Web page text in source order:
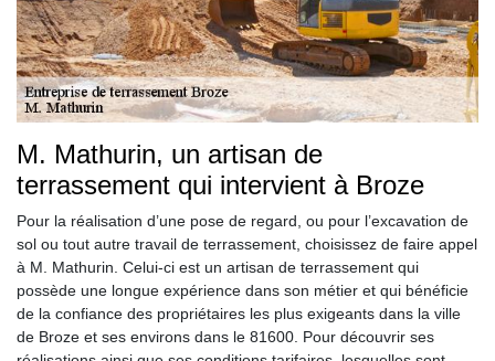
M. Mathurin, un artisan de
terrassement qui intervient à Broze
Pour la réalisation d’une pose de regard, ou pour l’excavation de
sol ou tout autre travail de terrassement, choisissez de faire appel
à M. Mathurin. Celui-ci est un artisan de terrassement qui
possède une longue expérience dans son métier et qui bénéficie
de la confiance des propriétaires les plus exigeants dans la ville
de Broze et ses environs dans le 81600. Pour découvrir ses